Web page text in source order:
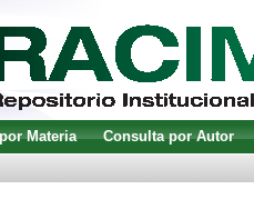
Materia Consulta por Autor